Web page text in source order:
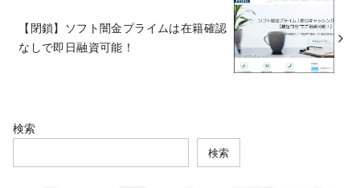
【閉鎖】ソフト闇金プライムは在籍確認
なしで即日融資可能！
検索
検索